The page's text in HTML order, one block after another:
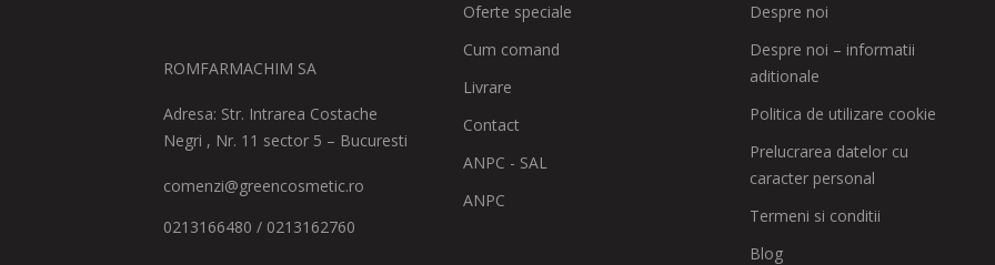
ROMFARMACHIM SA
Adresa: Str. Intrarea Costache
Negri , Nr. 11 sector 5 – Bucuresti
comenzi@greencosmetic.ro
0213166480 / 0213162760
Oferte speciale
Cum comand
Livrare
Contact
ANPC - SAL
ANPC
Despre noi
Despre noi – informatii
aditionale
Politica de utilizare cookie
Prelucrarea datelor cu
caracter personal
Termeni si conditii
Blog